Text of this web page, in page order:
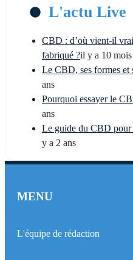
L'actu Live
CBD : d’où vient-il
fabriqué ?il y a 10 mois
Le CBD, ses formes et
ans
Pourquoi essayer le
ans
Le guide du CBD pour
y a 2 ans
MENU
L'équipe de rédaction